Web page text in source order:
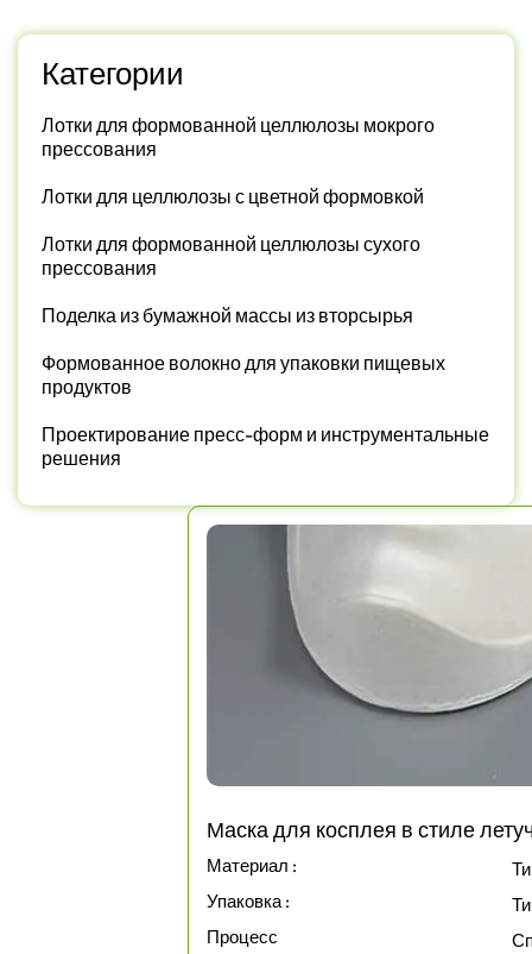
Категории
Лотки для формованной целлюлозы мокрого
прессования
Лотки для целлюлозы с цветной формовкой
Лотки для формованной целлюлозы сухого
прессования
Поделка из бумажной массы из вторсырья
Формованное волокно для упаковки пищевых
продуктов
Проектирование пресс-форм и инструментальные
решения
Маска для косплея в стиле
Материал :
Упаковка :
Процесс